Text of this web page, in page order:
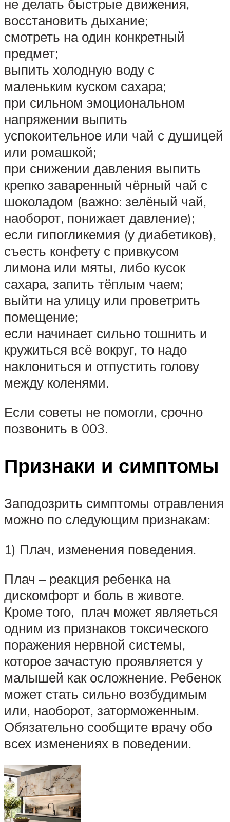
не делать быстрые движения,
восстановить дыхание;
смотреть на один конкретный
предмет;
выпить холодную воду с
маленьким куском сахара;
при сильном эмоциональном
напряжении выпить
успокоительное или чай с душицей
или ромашкой;
при снижении давления выпить
крепко заваренный чёрный чай с
шоколадом (важно: зелёный чай,
наоборот, понижает давление);
если гипогликемия (у диабетиков),
съесть конфету с привкусом
лимона или мяты, либо кусок
сахара, запить тёплым чаем;
выйти на улицу или проветрить
помещение;
если начинает сильно тошнить и
кружиться всё вокруг, то надо
наклониться и отпустить голову
между коленями.
Если советы не помогли, срочно
позвонить в 003.
Признаки и симптомы
Заподозрить симптомы отравления
можно по следующим признакам:
1) Плач, изменения поведения.
Плач – реакция ребенка на
дискомфорт и боль в животе.
Кроме того, плач может являеться
одним из признаков токсического
поражения нервной системы,
которое зачастую проявляется у
малышей как осложнение. Ребенок
может стать сильно возбудимым
или, наоборот, заторможенным.
Обязательно сообщите врачу обо
всех изменениях в поведении.